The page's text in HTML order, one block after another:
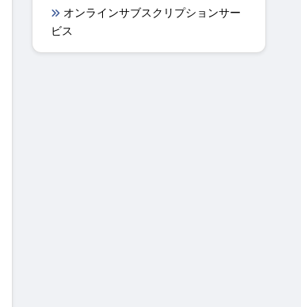
オンラインサブスクリプションサー
ビス